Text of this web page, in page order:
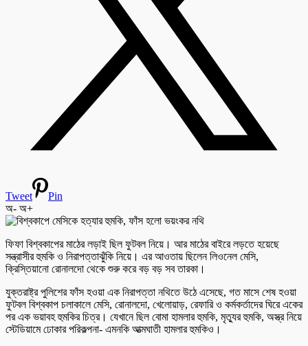
Tweet
Pin
অ- অ+
ফিফা বিশ্বকাপের মাঠের লড়াই ছিল ফুটবল নিয়ে। আর মাঠের বাইরে লড়তে হয়েছে
সন্ত্রাসীর হুমকি ও নিরাপত্তাঝুঁকি নিয়ে। এর আওতায় ছিলেন লিওনেল মেসি,
ক্রিস্তিয়ানো রোনালদো থেকে শুরু করে বড় বড় সব তারকা।
যুক্তরাষ্ট্র পুলিশের ফাঁস হওয়া এক নিরাপত্তা নথিতে উঠে এসেছে, গত মাসে শেষ হওয়া
ফুটবল বিশ্বকাপ চলাকালে মেসি, রোনালদো, খেলোয়াড়, রেফারি ও কর্মকর্তাদের ঘিরে একের
পর এক ভয়াবহ হুমকির চিত্র। যেখানে ছিল বোমা হামলার হুমকি, মৃত্যুর হুমকি, অস্ত্র নিয়ে
স্টেডিয়ামে ঢোকার পরিকল্পনা- এমনকি আত্মঘাতী হামলার হুমকিও।